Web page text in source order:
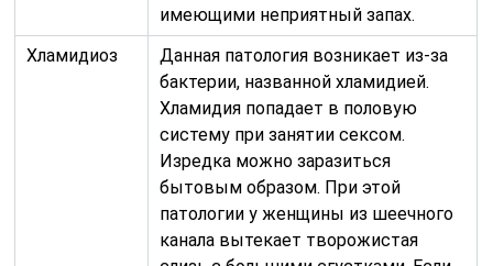
имеющими неприятный запах.
Хламидиоз
Данная патология возникает из-за
бактерии, названной хламидией.
Хламидия попадает в половую
систему при занятии сексом.
Изредка можно заразиться
бытовым образом. При этой
патологии у женщины из шеечного
канала вытекает творожистая